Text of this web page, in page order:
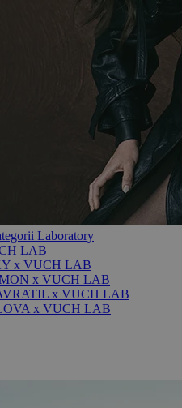
Laboratory
LAB
x VUCH LAB
x VUCH LAB
x VUCH LAB
x VUCH LAB